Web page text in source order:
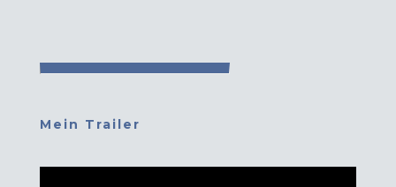
Mein Trailer